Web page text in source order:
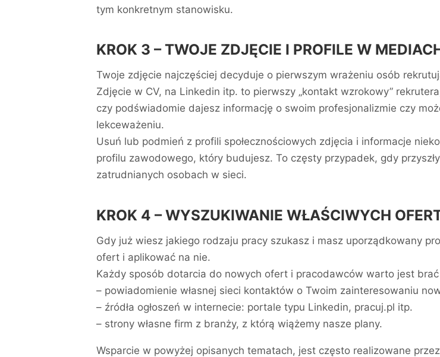
tym konkretnym stanowisku.
KROK 3 – TWOJE ZDJĘCIE I PROFILE W
Twoje zdjęcie najczęściej decyduje o pierwszym wrażeniu osób
Zdjęcie w CV, na Linkedin itp. to pierwszy „kontakt wzrokowy”
czy podświadomie dajesz informację o swoim profesjonalizmie czy
lekceważeniu.
Usuń lub podmień z profili społecznościowych zdjęcia i informacje
profilu zawodowego, który budujesz. To częsty przypadek, gdy
zatrudnianych osobach w sieci.
KROK 4 – WYSZUKIWANIE WŁAŚCIWYCH
Gdy już wiesz jakiego rodzaju pracy szukasz i masz uporządkowany
ofert i aplikować na nie.
Każdy sposób dotarcia do nowych ofert i pracodawców warto jest
– powiadomienie własnej sieci kontaktów o Twoim zainteresowaniu
– źródła ogłoszeń w internecie: portale typu Linkedin, pracuj.pl itp.
– strony własne firm z branży, z którą wiążemy nasze plany.
Wsparcie w powyżej opisanych tematach, jest często realizowane